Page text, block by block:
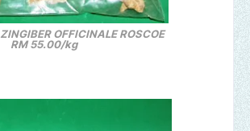
ZINGIBER OFFICINALE ROSCOE
RM 55.00/kg